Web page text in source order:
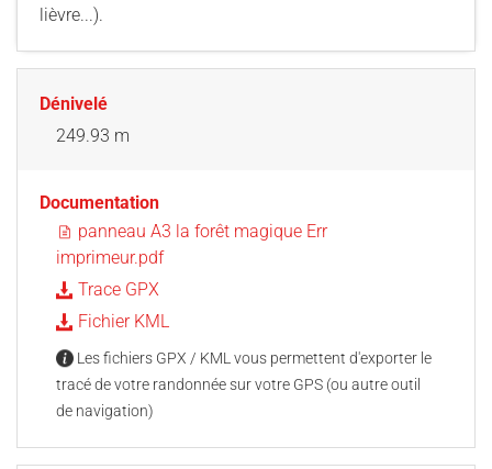
lièvre...).
Dénivelé
249.93 m
Documentation
panneau A3 la forêt magique Err
imprimeur.pdf
Trace GPX
Fichier KML
Les fichiers GPX / KML vous permettent d'exporter le
tracé de votre randonnée sur votre GPS (ou autre outil
de navigation)